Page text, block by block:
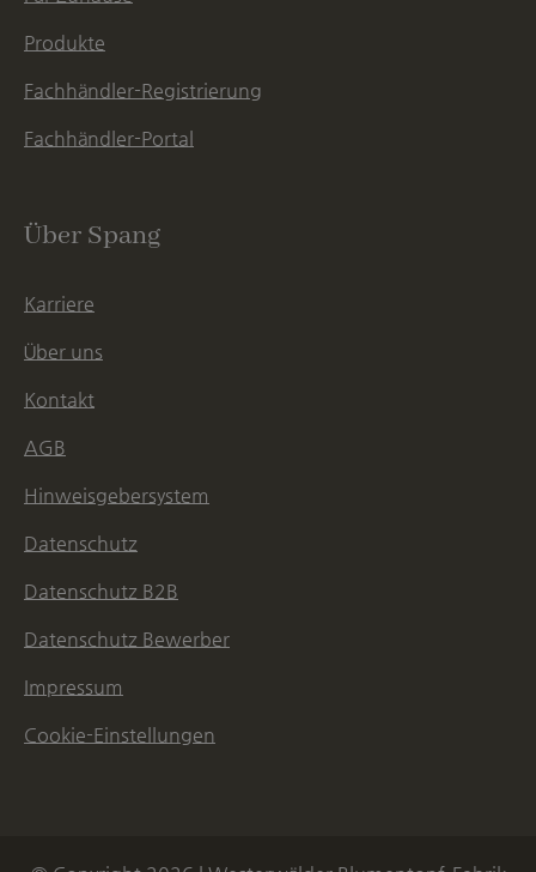
Produkte
Fachhändler-Registrierung
Fachhändler-Portal
Über Spang
Karriere
Über uns
Kontakt
AGB
Hinweisgebersystem
Datenschutz
Datenschutz B2B
Datenschutz Bewerber
Impressum
Cookie-Einstellungen